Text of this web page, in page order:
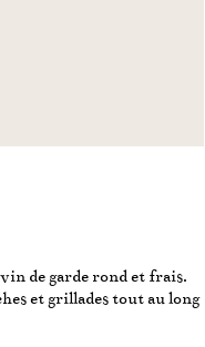
de garde rond et frais.
et grillades tout au long